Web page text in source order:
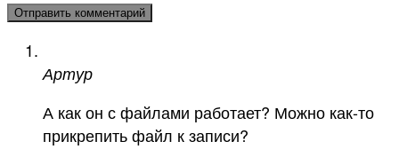
Артур
А как он с файлами работает? Можно как-то
прикрепить файл к записи?